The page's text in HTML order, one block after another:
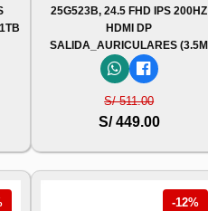
25G523B, 24.5 FHD IPS 200HZ
HDMI DP
SALIDA_AURICULARES (3.5M
S/ 511.00
S/ 449.00
-12%